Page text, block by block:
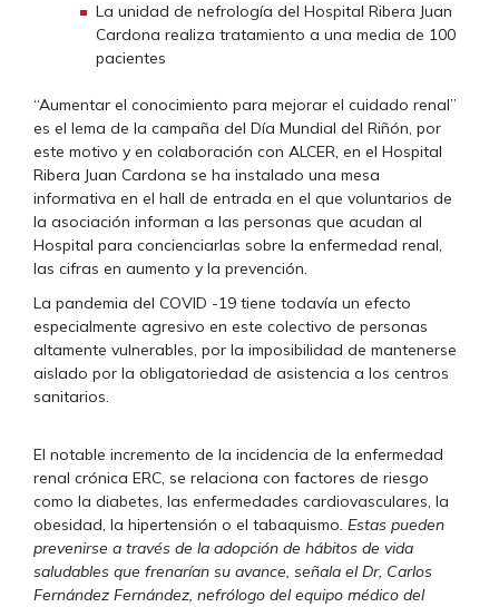
La unidad de nefrología del Hospital Ribera Juan
Cardona realiza tratamiento a una media de 100
pacientes
“Aumentar el conocimiento para mejorar el cuidado renal”
es el lema de la campaña del Día Mundial del Riñón, por
este motivo y en colaboración con ALCER, en el Hospital
Ribera Juan Cardona se ha instalado una mesa
informativa en el hall de entrada en el que voluntarios de
la asociación informan a las personas que acudan al
Hospital para concienciarlas sobre la enfermedad renal,
las cifras en aumento y la prevención.
La pandemia del COVID -19 tiene todavía un efecto
especialmente agresivo en este colectivo de personas
altamente vulnerables, por la imposibilidad de mantenerse
aislado por la obligatoriedad de asistencia a los centros
sanitarios.
El notable incremento de la incidencia de la enfermedad
renal crónica ERC, se relaciona con factores de riesgo
como la diabetes, las enfermedades cardiovasculares, la
obesidad, la hipertensión o el tabaquismo. Estas pueden
prevenirse a través de la adopción de hábitos de vida
saludables que frenarían su avance, señala el Dr, Carlos
Fernández Fernández, nefrólogo del equipo médico del